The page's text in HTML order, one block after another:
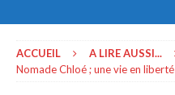
ACCUEIL A LIRE AUSSI...
Nomade Chloé ; une vie en liberté